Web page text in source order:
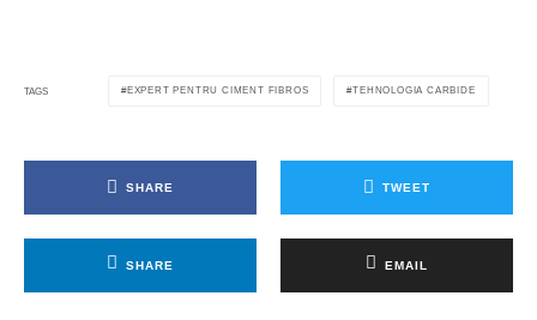
TAGS EXPERT PENTRU CIMENT FIBROS TEHNOLOGIA CARBIDE
SHARE TWEET
SHARE EMAIL